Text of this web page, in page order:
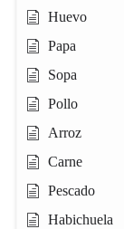
Huevo
Papa
Sopa
Pollo
Arroz
Carne
Pescado
Habichuela